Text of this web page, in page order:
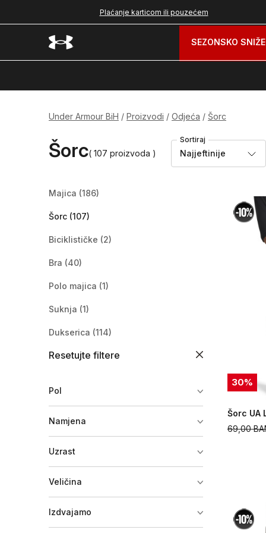
Plaćanje karticom ili pouzećem
SEZONSKO
Under Armour BiH Proizvodi Odjeća Šorc
Šorc( 107 proizvoda )
Sortiraj
Najjeftinije
Majica (186)
Šorc (107)
Biciklističke (2)
Bra (40)
Polo majica (1)
Suknja (1)
Dukserica (114)
Donji dio trenerke
Šuškavac
Jakna
Pantalone(1)
Donji veš(23)
Resetujte filtere
Pol
Namjena
Uzrast
Veličina
Izdvajamo
30%
Šorc UA
69,00